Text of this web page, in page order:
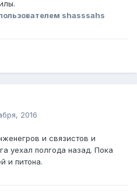
shasssahs
2016
и связистов и
уехал полгода назад. Пока
и питона.